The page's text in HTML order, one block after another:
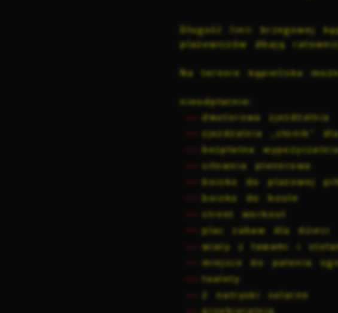
Długość linii brzegowej
plażowiczów dbają
Na terenie kąpieliska
nieodpłatnie:
dwutorowa zjeżdżalnia
zjeżdżalnia „słonik”
bezpłatna
siłownia plenerowa
boisko do plażowej
boisko do boule
street workout
plac zabaw dla dzieci
wiaty z ławami i
miejsce do palenia
toalety
2 natryski solarne
Szanujemy
lub